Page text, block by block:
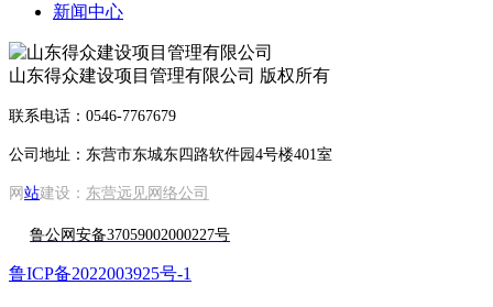
新闻中心
山东得众建设项目管理有限公司 版权所有
联系电话：0546-7767679
公司地址：东营市东城东四路软件园4号楼401室
网站建设： 东营远见网络公司
鲁公网安备37059002000227号
鲁ICP备2022003925号-1